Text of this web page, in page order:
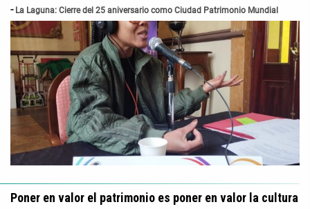
La Laguna: Cierre del 25 aniversario como Ciudad Patrimonio Mundial
Poner en valor el patrimonio es poner en valor la cultura